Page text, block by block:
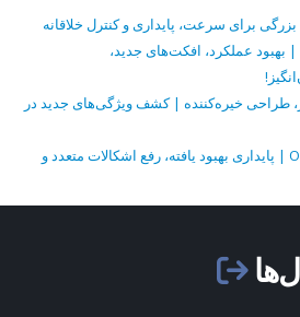
انتشار OpenShot 3.4 | بهبود عملکرد، افکت‌های جدید،
طراحی خیره‌کننده | کشف ویژگی‌های جدید در
انتشار OpenShot 3.2.1 | پایداری بهبود یافته، رفع اشکالات متعدد و